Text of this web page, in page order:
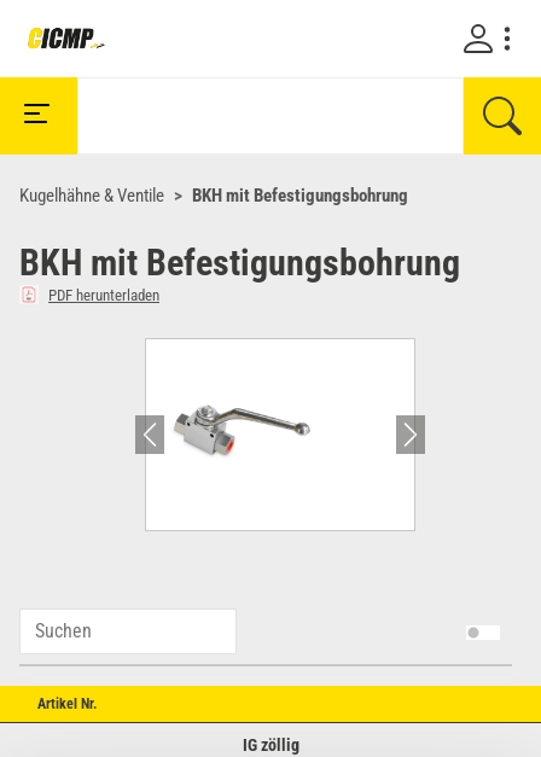
Kugelhähne & Ventile BKH mit Befestigungsbohrung
BKH mit Befestigungsbohrung
PDF herunterladen
Artikel Nr.
IG zöllig